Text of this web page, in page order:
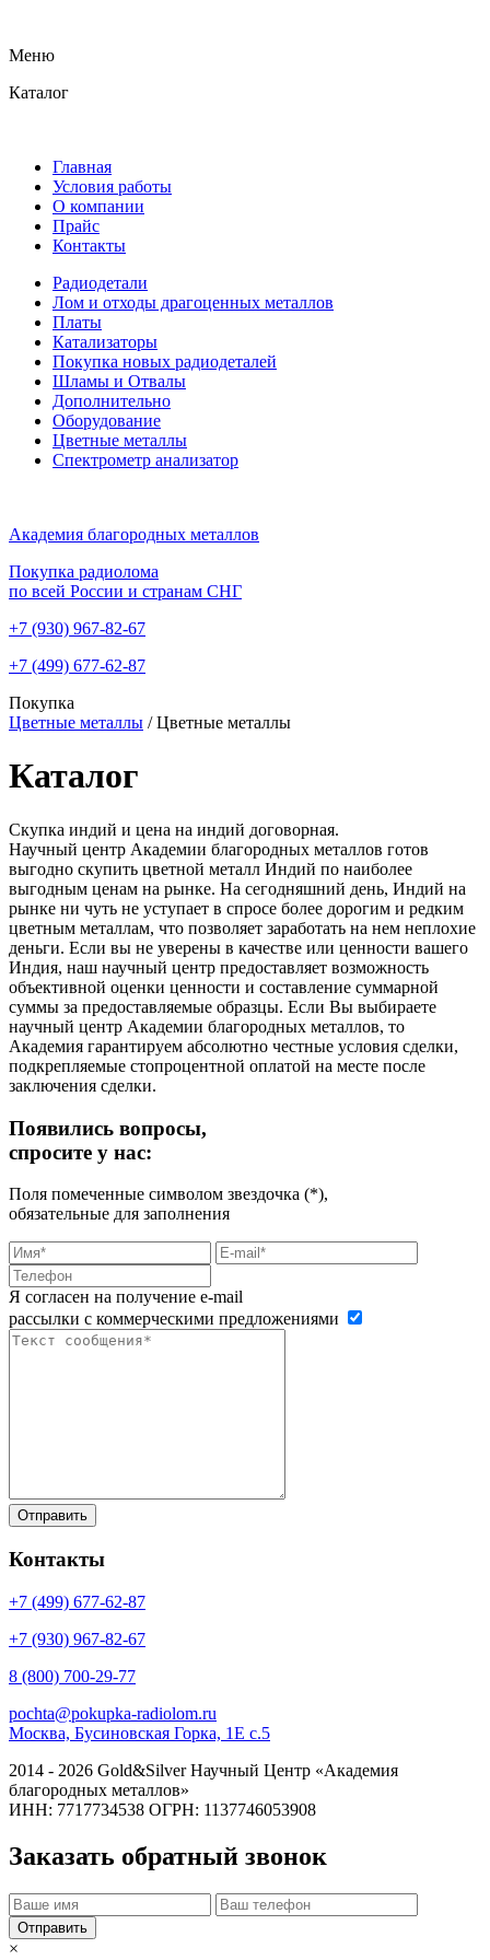
Меню
Каталог
Главная
Условия работы
О компании
Прайс
Контакты
Радиодетали
Лом и отходы драгоценных металлов
Платы
Катализаторы
Покупка новых радиодеталей
Шламы и Отвалы
Дополнительно
Оборудование
Цветные металлы
Спектрометр анализатор
Академия благородных металлов
Покупка радиолома
по всей России и странам СНГ
+7 (930) 967-82-67
+7 (499) 677-62-87
Покупка
Цветные металлы / Цветные металлы
Каталог
Скупка индий и цена на индий договорная.
Научный центр Академии благородных металлов готов
выгодно скупить цветной металл Индий по наиболее
выгодным ценам на рынке. На сегодняшний день, Индий на
рынке ни чуть не уступает в спросе более дорогим и редким
цветным металлам, что позволяет заработать на нем неплохие
деньги. Если вы не уверены в качестве или ценности вашего
Индия, наш научный центр предоставляет возможность
объективной оценки ценности и составление суммарной
суммы за предоставляемые образцы. Если Вы выбираете
научный центр Академии благородных металлов, то
Академия гарантируем абсолютно честные условия сделки,
подкрепляемые стопроцентной оплатой на месте после
заключения сделки.
Появились вопросы,
спросите у нас:
Поля помеченные символом звездочка (*),
обязательные для заполнения
Я согласен на получение e-mail
рассылки с коммерческими предложениями
Контакты
+7 (499) 677-62-87
+7 (930) 967-82-67
8 (800) 700-29-77
pochta@pokupka-radiolom.ru
Москва, Бусиновская Горка, 1Е с.5
2014 - 2026 Gold&Silver Научный Центр «Академия
благородных металлов»
ИНН: 7717734538 ОГРН: 1137746053908
Заказать обратный звонок
×